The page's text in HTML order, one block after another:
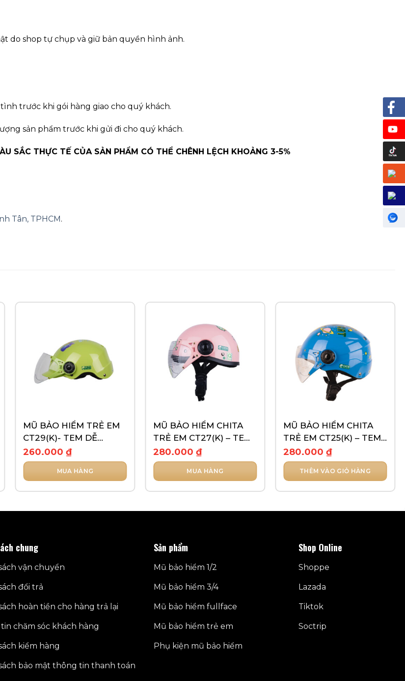
do shop tự chụp và giữ bản quyền hình ảnh.
trước khi gói hàng giao cho quý khách.
sản phẩm trước khi gửi đi cho quý khách.
SẮC THỰC TẾ CỦA SẢN PHẨM CÓ THỂ CHÊNH LỆCH KHOẢNG 3-5%
Tân, TPHCM.
MŨ BẢO HIỂM TRẺ EM
CT29(K)- TEM DỄ
THƯƠNG
260.000₫
MUA HÀNG
thể.
Các
chọn
thể
được
trên
sản
MŨ BẢO HIỂM CHITA
TRẺ EM CT27(K) – TEM
NGÔI SAO NHỎ
280.000₫
MUA HÀNG
biến
thể.
Các
chọn
thể
được
trên
MŨ BẢO HIỂM CHITA
TRẺ EM CT25(K) – TEM
GÀ VÀ CÁO
280.000 ₫
THÊM VÀO GIỎ HÀNG
chung
vận chuyển
đổi trả
hoàn tiền cho hàng trả lại
chăm sóc khách hàng
kiểm hàng
bảo mật thông tin thanh toán
Sản phẩm
Mũ bảo hiểm 1/2
Mũ bảo hiểm 3/4
Mũ bảo hiểm fullface
Mũ bảo hiểm trẻ em
Phụ kiện mũ bảo hiểm
Shop Online
Shoppe
Lazada
Tiktok
Soctrip